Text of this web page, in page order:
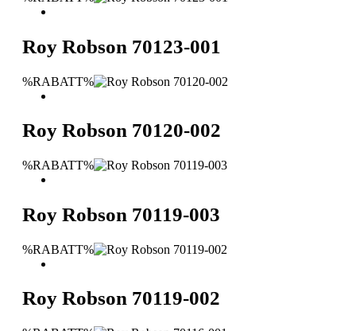
Roy Robson 70123-001
%RABATT%
Roy Robson 70120-002
%RABATT%
Roy Robson 70119-003
%RABATT%
Roy Robson 70119-002